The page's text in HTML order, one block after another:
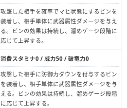
攻撃した相手を確率でマヒ状態にするビンを
装着し、相手単体に武器属性ダメージを与え
る。ビンの効果は持続し、溜めゲージ段階に
応じて上昇する。
消費スタミナ0 / 威力50 / 破竜力0
攻撃した相手に防御力ダウンを付与するビン
を装着し、相手単体に武器属性ダメージを与
える。ビンの効果は持続し、溜めゲージ段階
に応じて上昇する。